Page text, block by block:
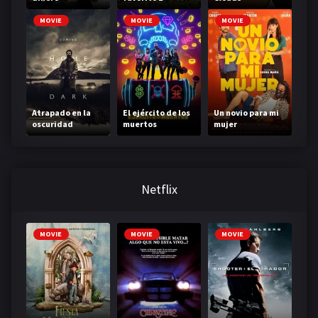
MOVIE
Atrapado en la
oscuridad
MOVIE
El ejército de los
muertos
MOVIE
Un novio para mi
mujer
Netflix
MOVIE MOVIE MOVIE